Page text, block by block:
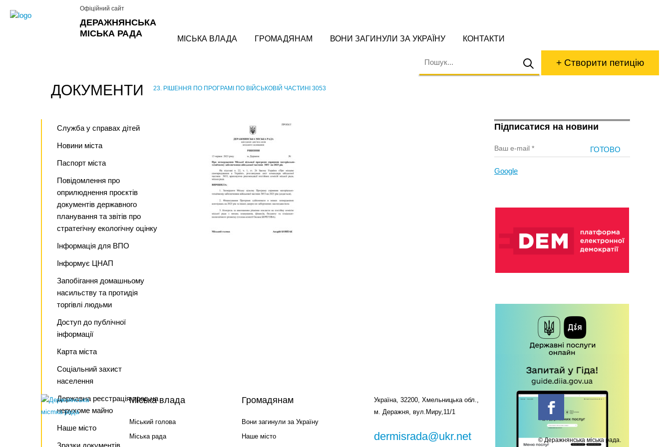
ДЕРАЖНЯНСЬКА
МІСЬКА РАДА
Офіційний сайт
МІСЬКА ВЛАДА ГРОМАДЯНАМ ВОНИ ЗАГИНУЛИ ЗА УКРАЇНУ КОНТАКТИ
+ Створити петицію
ДОКУМЕНТИ 23. РІШЕННЯ ПО ПРОГРАМІ ПО ВІЙСЬКОВІЙ ЧАСТИНІ 3053
Служба у справах дітей
Новини міста
Паспорт міста
Повідомлення про
оприлюднення проєктів
документів державного
планування та звітів про
стратегічну екологічну оцінку
Інформація для ВПО
Інформує ЦНАП
Запобігання домашньому
насильству та протидія
торгівлі людьми
Доступ до публічної
інформації
Карта міста
Соціальний захист
населення
Державна реєстрація прав на
нерухоме майно
Наше місто
Зразки документів
Підписатися на новини
Google
Міська влада
Міський голова
Міська рада
Громадянам
Вони загинули за Україну
Наше місто
Україна, 32200, Хмельницька обл.,
м. Деражня, вул.Миру,11/1
dermisrada@ukr.net
© Деражнянська міська рада.